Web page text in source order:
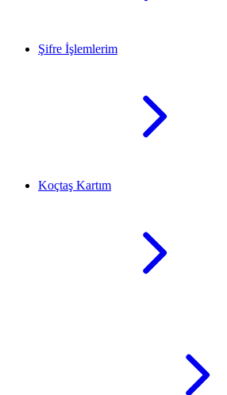
Şifre İşlemlerim
Koçtaş Kartım